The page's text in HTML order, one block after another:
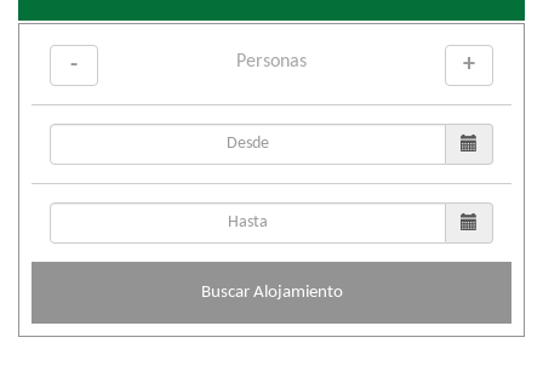
Personas
- +
Buscar Alojamiento